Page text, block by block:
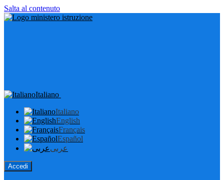
Salta al contenuto
Italiano
Italiano
English
Français
Español
عربى
Accedi